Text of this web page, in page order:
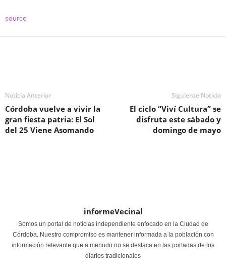
source
Noticia Anterior
Córdoba vuelve a vivir la
gran fiesta patria: El Sol
del 25 Viene Asomando
Siguiente Noticia
El ciclo “Viví Cultura” se
disfruta este sábado y
domingo de mayo
informeVecinal
Somos un portal de noticias independiente enfocado en la Ciudad de
Córdoba. Nuestro compromiso es mantener informada a la población con
información relevante que a menudo no se destaca en las portadas de los
diarios tradicionales